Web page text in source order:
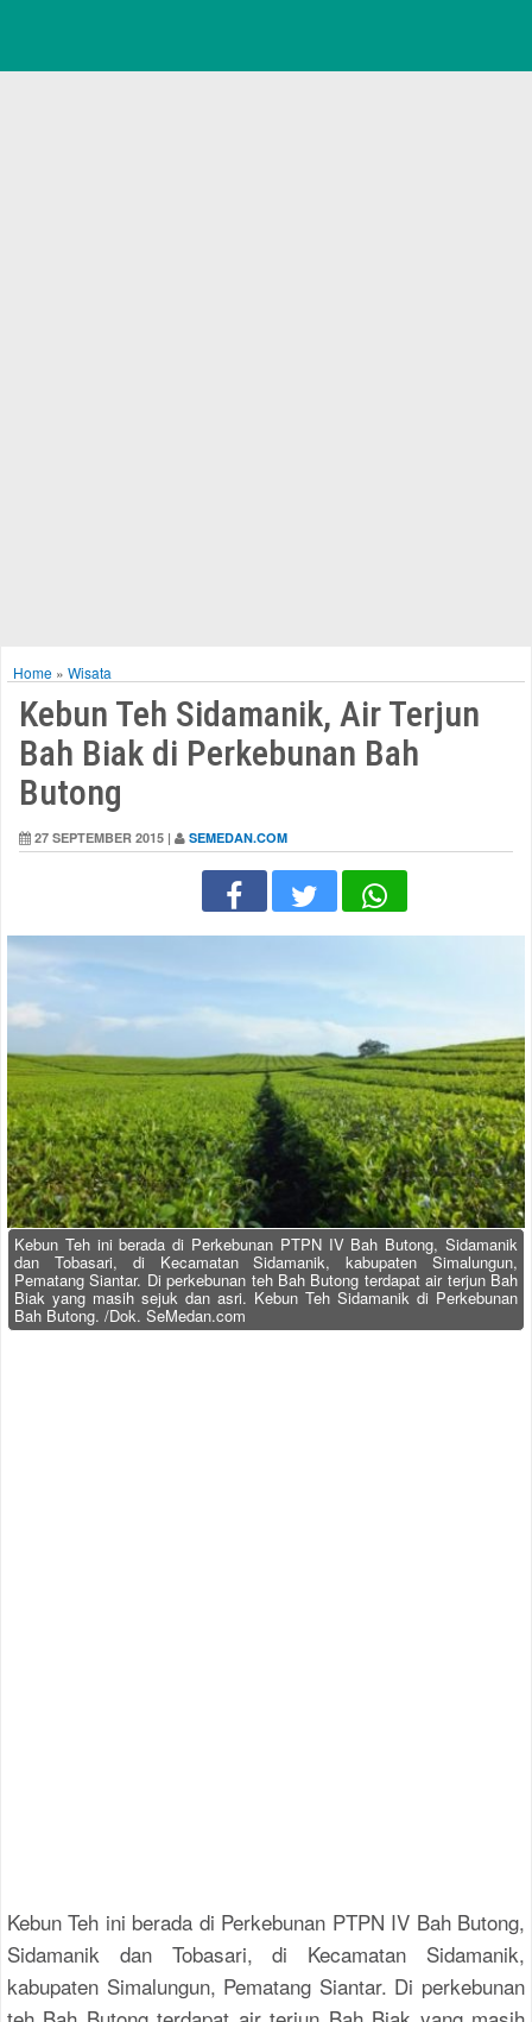
Home » Wisata
Kebun Teh Sidamanik, Air Terjun
Bah Biak di Perkebunan Bah
Butong
27 SEPTEMBER 2015 | SEMEDAN.COM
Kebun Teh ini berada di Perkebunan PTPN IV Bah Butong, Sidamanik
dan Tobasari, di Kecamatan Sidamanik, kabupaten Simalungun,
Pematang Siantar. Di perkebunan teh Bah Butong terdapat air terjun Bah
Biak yang masih sejuk dan asri. Kebun Teh Sidamanik di Perkebunan
Bah Butong. /Dok. SeMedan.com
Kebun Teh ini berada di Perkebunan PTPN IV Bah Butong,
Sidamanik dan Tobasari, di Kecamatan Sidamanik,
kabupaten Simalungun, Pematang Siantar. Di perkebunan